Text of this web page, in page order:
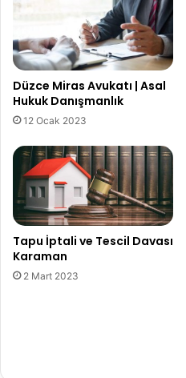
Düzce Miras Avukatı | Asal
Hukuk Danışmanlık
12 Ocak 2023
Tapu İptali ve Tescil Davası
Karaman
2 Mart 2023